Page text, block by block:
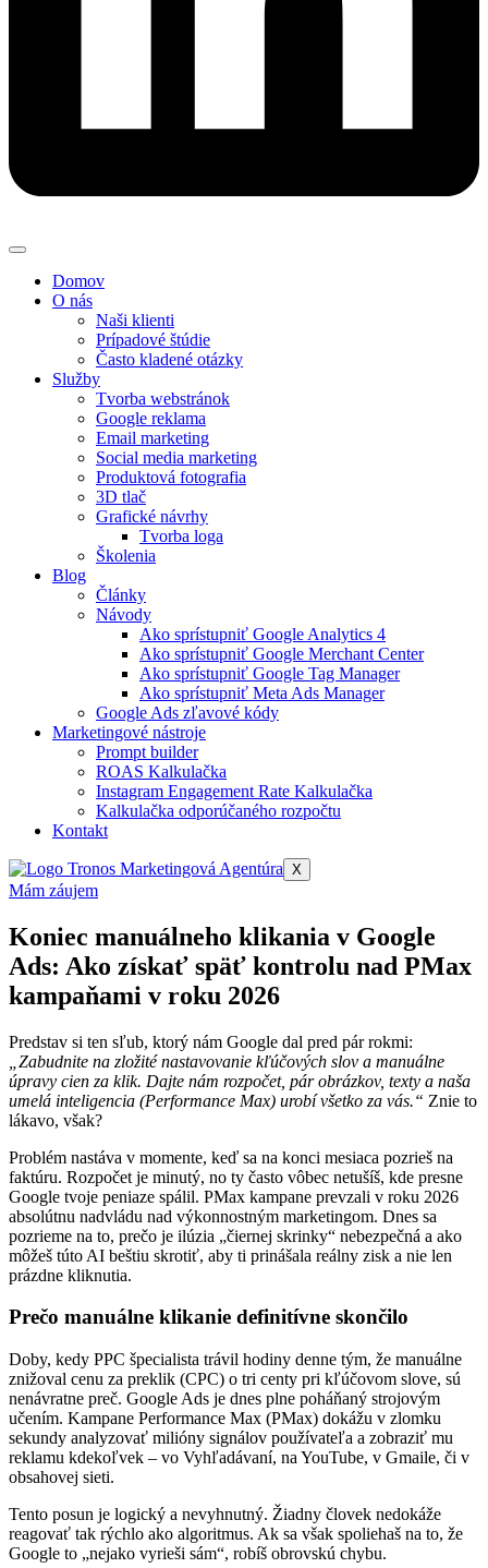
Domov
O nás
Naši klienti
Prípadové štúdie
Často kladené otázky
Služby
Tvorba webstránok
Google reklama
Email marketing
Social media marketing
Produktová fotografia
3D tlač
Grafické návrhy
Tvorba loga
Školenia
Blog
Články
Návody
Ako sprístupniť Google Analytics 4​
Ako sprístupniť Google Merchant Center​
Ako sprístupniť Google Tag Manager​
Ako sprístupniť Meta Ads Manager​
Google Ads zľavové kódy
Marketingové nástroje
Prompt builder
ROAS Kalkulačka
Instagram Engagement Rate Kalkulačka
Kalkulačka odporúčaného rozpočtu
Kontakt
X
Mám záujem
Koniec manuálneho klikania v Google
Ads: Ako získať späť kontrolu nad PMax
kampaňami v roku 2026
Predstav si ten sľub, ktorý nám Google dal pred pár rokmi:
„Zabudnite na zložité nastavovanie kľúčových slov a manuálne
úpravy cien za klik. Dajte nám rozpočet, pár obrázkov, texty a naša
umelá inteligencia (Performance Max) urobí všetko za vás.“ Znie to
lákavo, však?
Problém nastáva v momente, keď sa na konci mesiaca pozrieš na
faktúru. Rozpočet je minutý, no ty často vôbec netušíš, kde presne
Google tvoje peniaze spálil. PMax kampane prevzali v roku 2026
absolútnu nadvládu nad výkonnostným marketingom. Dnes sa
pozrieme na to, prečo je ilúzia „čiernej skrinky“ nebezpečná a ako
môžeš túto AI beštiu skrotiť, aby ti prinášala reálny zisk a nie len
prázdne kliknutia.
Prečo manuálne klikanie definitívne skončilo
Doby, kedy PPC špecialista trávil hodiny denne tým, že manuálne
znižoval cenu za preklik (CPC) o tri centy pri kľúčovom slove, sú
nenávratne preč. Google Ads je dnes plne poháňaný strojovým
učením. Kampane Performance Max (PMax) dokážu v zlomku
sekundy analyzovať milióny signálov používateľa a zobraziť mu
reklamu kdekoľvek – vo Vyhľadávaní, na YouTube, v Gmaile, či v
obsahovej sieti.
Tento posun je logický a nevyhnutný. Žiadny človek nedokáže
reagovať tak rýchlo ako algoritmus. Ak sa však spoliehaš na to, že
Google to „nejako vyrieši sám“, robíš obrovskú chybu.